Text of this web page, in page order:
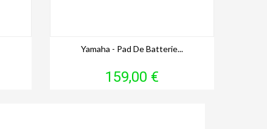
Yamaha - Pad De Batterie...
Prix
159,00 €